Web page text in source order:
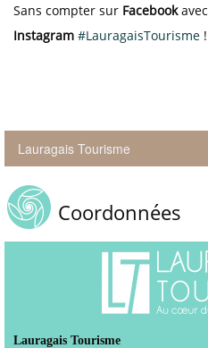
Sans compter sur Facebookavec
Instagram #LauragaisTourisme !
Lauragais Tourisme
Coordonnées
Lauragais Tourisme